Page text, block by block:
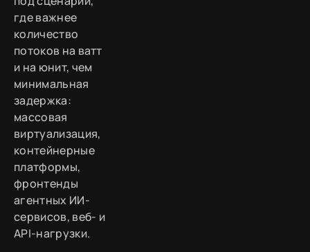
где важнее
количество
потоков на ватт
и на юнит, чем
минимальная
задержка:
массовая
виртуализация,
контейнерные
платформы,
фронтенды
агентных ИИ-
сервисов, веб- и
API-нагрузки.